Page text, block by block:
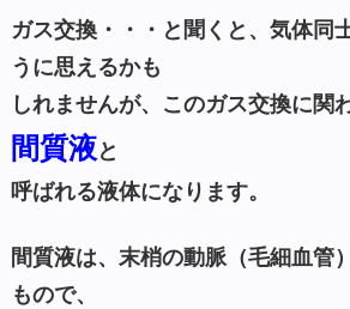
ガス交換・・・と聞くと、気体同
うに思えるかも
しれませんが、このガス交換に関
間質液と
呼ばれる液体になります。
間質液は、末梢の動脈（毛細血管
もので、